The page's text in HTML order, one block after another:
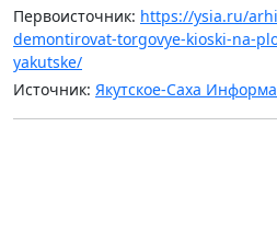
Первоисточник: https://ysia.ru/
demontirovat-torgovye-kioski-na-
yakutske/
Источник: Якутское-Саха